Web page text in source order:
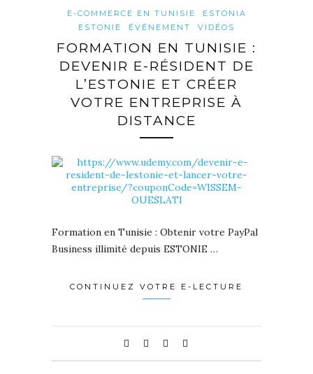
E-COMMERCE EN TUNISIE
ESTONIA
ESTONIE
ÉVÉNEMENT VIDÉOS
FORMATION EN TUNISIE :
DEVENIR E-RÉSIDENT DE
L’ESTONIE ET CRÉER
VOTRE ENTREPRISE À
DISTANCE
Formation en Tunisie : Obtenir votre PayPal
Business illimité depuis ESTONIE …
CONTINUEZ VOTRE E-LECTURE